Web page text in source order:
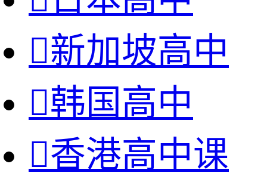
新加坡高中
韩国高中
香港高中课